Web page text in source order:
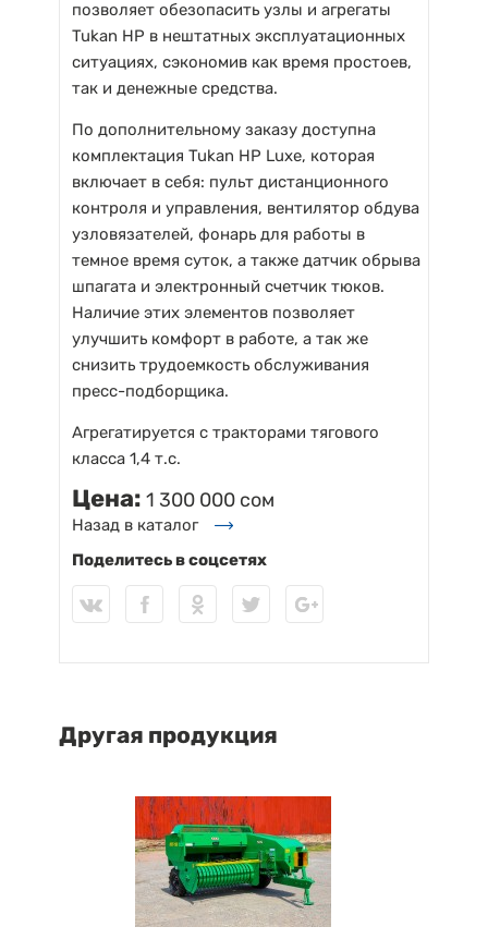
позволяет обезопасить узлы и агрегаты
Tukan HP в нештатных эксплуатационных
ситуациях, сэкономив как время простоев,
так и денежные средства.
По дополнительному заказу доступна
комплектация Tukan HP Luxe, которая
включает в себя: пульт дистанционного
контроля и управления, вентилятор обдува
узловязателей, фонарь для работы в
темное время суток, а также датчик обрыва
шпагата и электронный счетчик тюков.
Наличие этих элементов позволяет
улучшить комфорт в работе, а так же
снизить трудоемкость обслуживания
пресс-подборщика.
Агрегатируется с тракторами тягового
класса 1,4 т.с.
Цена: 1 300 000 сом
Назад в каталог
Поделитесь в соцсетях
Другая продукция